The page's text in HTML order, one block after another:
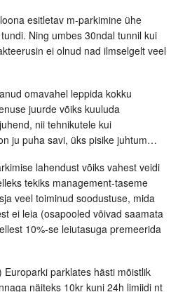
esitletav m-parkimine ühe
Ning umbes 30ndal tunnil kui
ei olnud nad ilmselgelt veel
omavahel leppida kokku
juurde võiks kuuluda
nii tehnikutele kui
ju puha savi, üks pisike juhtum…
lahendust võiks vahest veidi
tekiks management-taseme
veel toiminud soodustuse, mida
ei leia (osapooled võivad saamata
10%-se leiutasuga premeerida
parklates hästi mõistlik
näiteks 10kr kuni 24h limiidi nt